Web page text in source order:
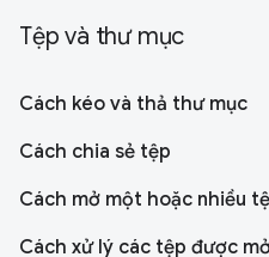
Tệp và thư mục
Cách kéo và thả thư mục
Cách chia sẻ tệp
Cách mở một hoặc nhiều
Cách xử lý các tệp được